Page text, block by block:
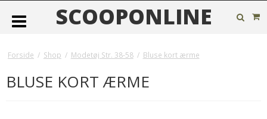
SCOOPONLINE
Forside / Shop / Modetøj Str. 38-58 / Bluse kort ærme
BLUSE KORT ÆRME